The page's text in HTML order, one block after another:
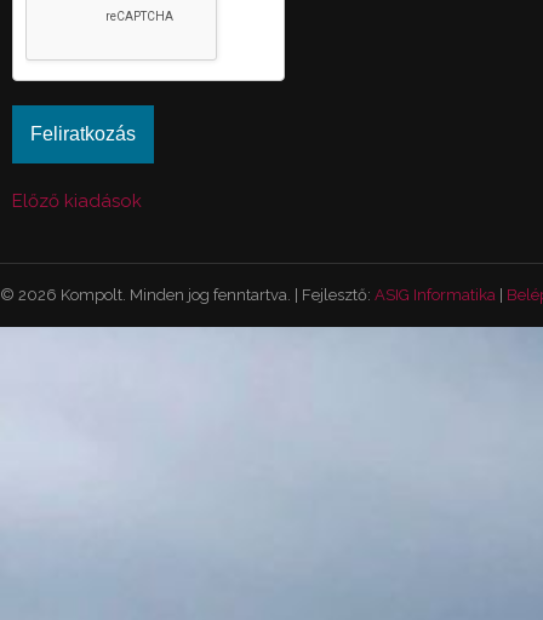
Előző kiadások
© 2026 Kompolt. Minden jog fenntartva. | Fejlesztő: ASIG Informatika |